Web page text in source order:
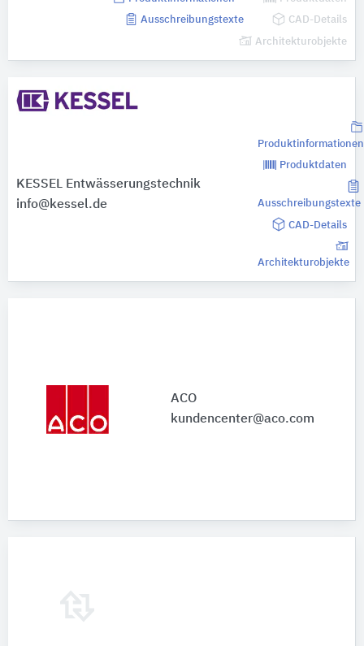
Ausschreibungstexte CAD-Details
Architekturobjekte
KESSEL Entwässerungstechnik
info@kessel.de
Produktinformationen
Produktdaten
Ausschreibungstexte
CAD-Details
Architekturobjekte
ACO
kundencenter@aco.com